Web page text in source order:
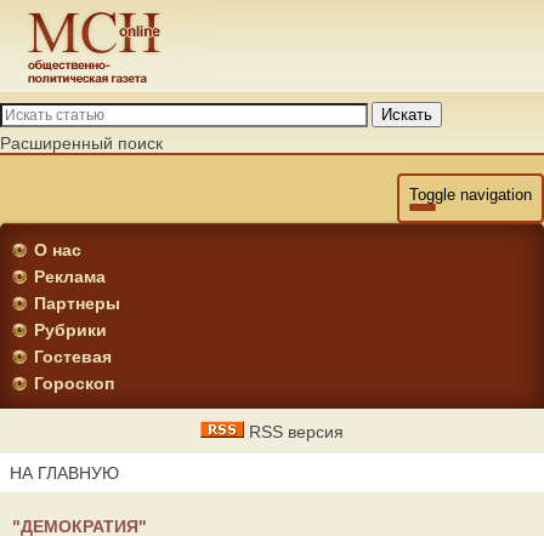
Искать
Расширенный поиск
Toggle navigation
О нас
Реклама
Партнеры
Рубрики
Гостевая
Гороскоп
RSS версия
НА ГЛАВНУЮ
"ДЕМОКРАТИЯ"